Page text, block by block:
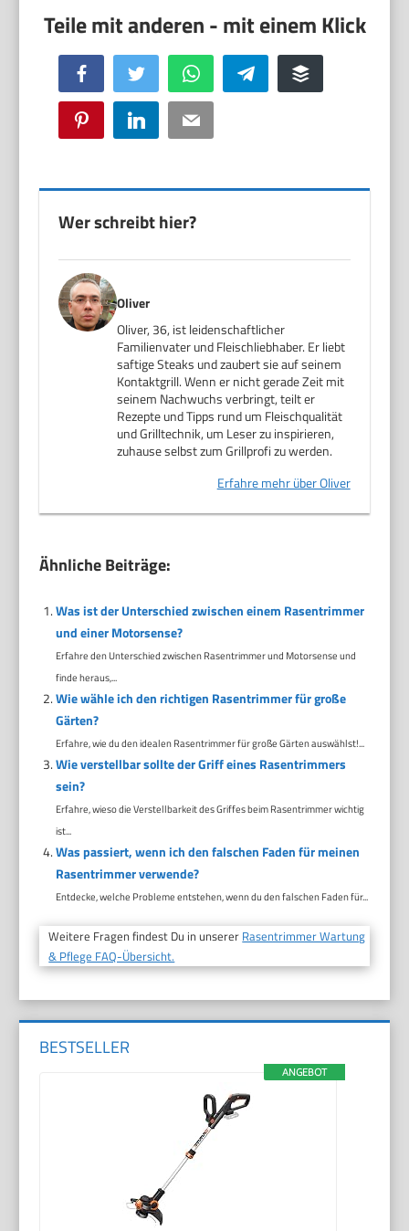
Facebook Twitter WhatsApp Telegram Buffer
Pinterest LinkedIn Email
Wer schreibt hier?
Oliver
Oliver, 36, ist leidenschaftlicher
Familienvater und Fleischliebhaber. Er liebt
saftige Steaks und zaubert sie auf seinem
Kontaktgrill. Wenn er nicht gerade Zeit mit
seinem Nachwuchs verbringt, teilt er
Rezepte und Tipps rund um Fleischqualität
und Grilltechnik, um Leser zu inspirieren,
zuhause selbst zum Grillprofi zu werden.
Erfahre mehr über Oliver
Ähnliche Beiträge:
Was ist der Unterschied zwischen einem Rasentrimmer
und einer Motorsense?
Erfahre den Unterschied zwischen Rasentrimmer und Motorsense und
finde heraus,...
Wie wähle ich den richtigen Rasentrimmer für große
Gärten?
Erfahre, wie du den idealen Rasentrimmer für große Gärten auswählst!...
Wie verstellbar sollte der Griff eines Rasentrimmers
sein?
Erfahre, wieso die Verstellbarkeit des Griffes beim Rasentrimmer wichtig
ist...
Was passiert, wenn ich den falschen Faden für meinen
Rasentrimmer verwende?
Entdecke, welche Probleme entstehen, wenn du den falschen Faden für...
Weitere Fragen findest Du in unserer Rasentrimmer Wartung
& Pflege FAQ-Übersicht.
BESTSELLER
ANGEBOT